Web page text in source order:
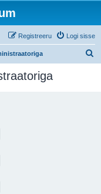
Logi sisse
Registreeru